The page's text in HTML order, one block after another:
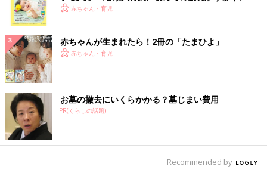
く！ おっぱい・ミルクの基本と夏のトラブル 解決テ
赤ちゃん・育児
赤ちゃんが生まれたら！2冊の「たまひよ」
赤ちゃん・育児
お墓の撤去にいくらかかる？墓じまい費用
PR(くらしの話題)
Recommended by